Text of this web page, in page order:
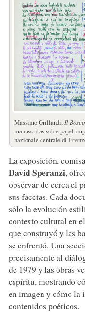
Massimo Grillandi, Il
manuscritas sobre papel
nazionale centrale di
La exposición,
David Speranzi,
observar de cerca el
sus facetas. Cada
sólo la evolución
contexto cultural en
que construyó y las
se enfrentó. Una
precisamente al
de 1979 y las obras
espíritu, mostrando
en imagen y cómo la
contenidos poéticos.